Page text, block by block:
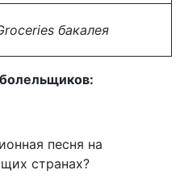
бакалея
песня на
странах?